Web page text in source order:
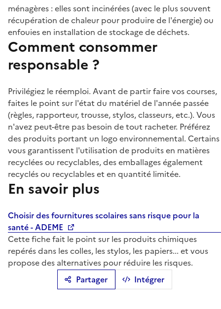
Partager Intégrer
ménagères : elles sont incinérées (avec le plus souvent
récupération de chaleur pour produire de l'énergie) ou
enfouies en installation de stockage de déchets.
Comment consommer
responsable ?
Privilégiez le réemploi. Avant de partir faire vos courses,
faites le point sur l'état du matériel de l'année passée
(règles, rapporteur, trousse, stylos, classeurs, etc.). Vous
n'avez peut-être pas besoin de tout racheter. Préférez
des produits portant un logo environnemental. Certains
vous garantissent l'utilisation de produits en matières
recyclées ou recyclables, des emballages également
recyclés ou recyclables et en quantité limitée.
En savoir plus
Choisir des fournitures scolaires sans risque pour la
santé - ADEME
Cette fiche fait le point sur les produits chimiques
repérés dans les colles, les stylos, les papiers... et vous
propose des alternatives pour réduire les risques.